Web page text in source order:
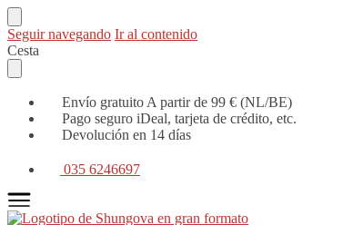
Seguir navegando Ir al contenido
Cesta
Envío gratuito A partir de 99 € (NL/BE)
Pago seguro iDeal, tarjeta de crédito, etc.
Devolución en 14 días
035 6246697